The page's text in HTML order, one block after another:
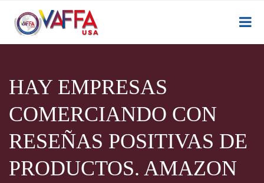
HAY EMPRESAS
COMERCIANDO CON
RESEÑAS POSITIVAS DE
PRODUCTOS. AMAZON